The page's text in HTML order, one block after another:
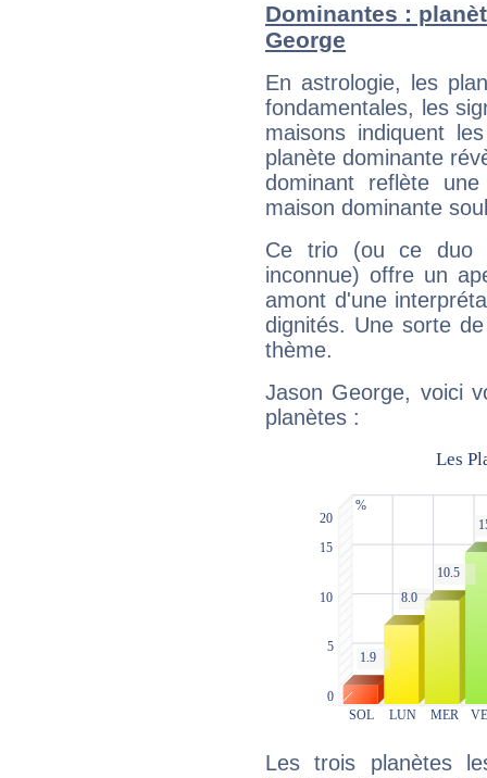
Dominantes :
George
En astrologie, les
fondamentales, les
maisons indiquent
planète dominante
dominant reflète
maison dominante
Ce trio (ou ce duo
inconnue) offre un
amont d'une
dignités. Une sorte
thème.
Jason George, voici
planètes :
Les trois planètes